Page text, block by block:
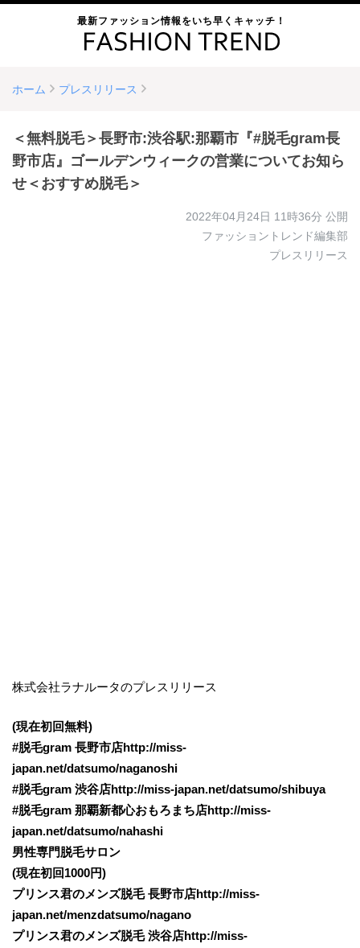
最新ファッション情報をいち早くキャッチ！
ホーム プレスリリース
＜無料脱毛＞長野市:渋谷駅:那覇市『#脱毛gram長
野市店』ゴールデンウィークの営業についてお知ら
せ＜おすすめ脱毛＞
2022年04月24日 11時36分 公開
ファッショントレンド編集部
プレスリリース
株式会社ラナルータのプレスリリース
(現在初回無料)
#脱毛gram 長野市店http://miss-
japan.net/datsumo/naganoshi
#脱毛gram 渋谷店http://miss-japan.net/datsumo/shibuya
#脱毛gram 那覇新都心おもろまち店http://miss-
japan.net/datsumo/nahashi
男性専門脱毛サロン
(現在初回1000円)
プリンス君のメンズ脱毛 長野市店http://miss-
japan.net/menzdatsumo/nagano
プリンス君のメンズ脱毛 渋谷店http://miss-